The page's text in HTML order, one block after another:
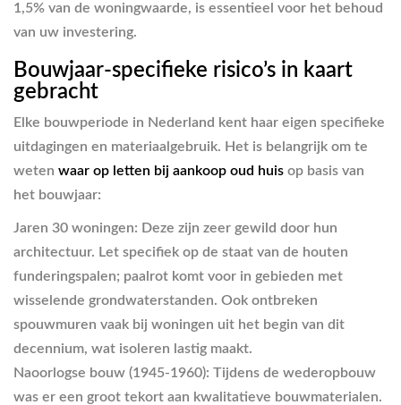
1,5% van de woningwaarde, is essentieel voor het behoud
van uw investering.
Bouwjaar-specifieke risico’s in kaart
gebracht
Elke bouwperiode in Nederland kent haar eigen specifieke
uitdagingen en materiaalgebruik. Het is belangrijk om te
weten waar op letten bij aankoop oud huis op basis van
het bouwjaar:
Jaren 30 woningen: Deze zijn zeer gewild door hun
architectuur. Let specifiek op de staat van de houten
funderingspalen; paalrot komt voor in gebieden met
wisselende grondwaterstanden. Ook ontbreken
spouwmuren vaak bij woningen uit het begin van dit
decennium, wat isoleren lastig maakt.
Naoorlogse bouw (1945-1960): Tijdens de wederopbouw
was er een groot tekort aan kwalitatieve bouwmaterialen.